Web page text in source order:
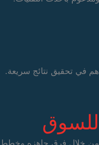
في تحقيق نتائج سريعة.